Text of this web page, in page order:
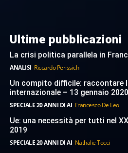
Ultime pubblicazioni
La crisi politica parallela in
ANALISI Riccardo Perissich
Un compito difficile: raccontare
internazionale – 13 gennaio 2020
SPECIALE 20 ANNI DI AI Francesco De Leo
Ue: una necessità per tutti nel
2019
SPECIALE 20 ANNI DI AI Nathalie Tocci